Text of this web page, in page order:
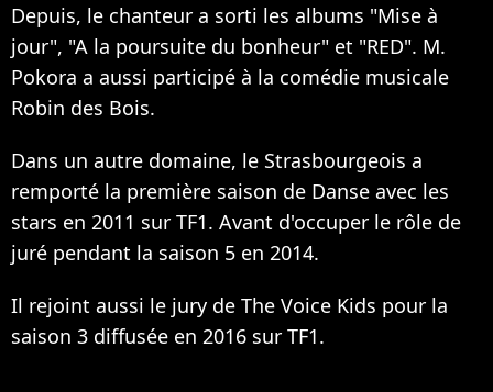
Depuis, le chanteur a sorti les albums "Mise à
jour", "A la poursuite du bonheur" et "RED". M.
Pokora a aussi participé à la comédie musicale
Robin des Bois.
Dans un autre domaine, le Strasbourgeois a
remporté la première saison de Danse avec les
stars en 2011 sur TF1. Avant d'occuper le rôle de
juré pendant la saison 5 en 2014.
Il rejoint aussi le jury de The Voice Kids pour la
saison 3 diffusée en 2016 sur TF1.